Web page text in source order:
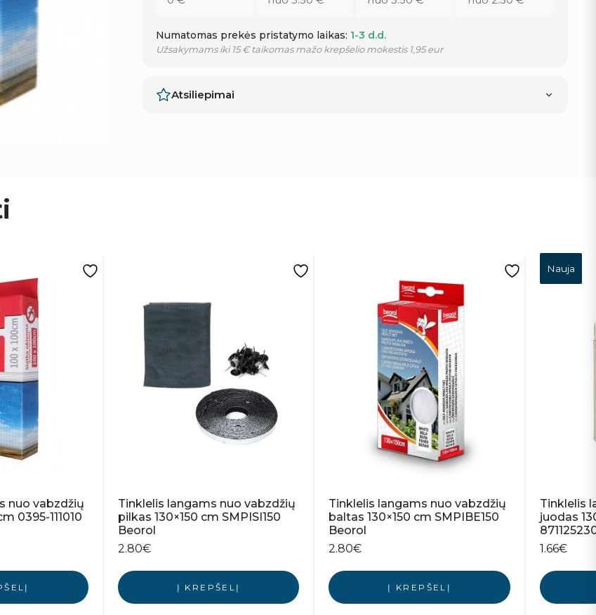
Numatomas prekės pristatymo laikas: 1-3 d.d.
Užsakymams iki 15 € taikomas mažo krepšelio mokestis 1,95 eur
Atsiliepimai
nuo vabzdžių
0395-111010
Tinklelis langams nuo vabzdžių
pilkas 130×150 cm SMPISI150
Beorol
2.80€
Į KREPŠELĮ
Tinklelis langams nuo vabzdžių
baltas 130×150 cm SMPIBE150
Beorol
2.80€
Į KREPŠELĮ
Nauja
Tinklelis
juodas
1.66€